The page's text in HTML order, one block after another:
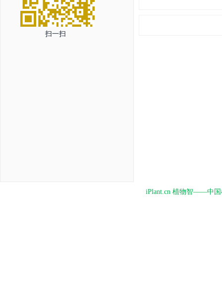
扫一扫
iPlant.cn 植物智——中国